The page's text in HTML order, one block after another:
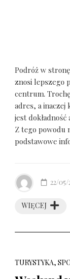
Podróż w
znosi lepszego
centrum.
adres, a inaczej
jest
Z tego powodu
podstawowe
WIĘCEJ
22/05/
TURYSTYKA,